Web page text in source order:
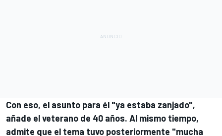
Con eso, el asunto para él "ya estaba zanjado",
añade el veterano de 40 años. Al mismo tiempo,
admite que el tema tuvo posteriormente "mucha